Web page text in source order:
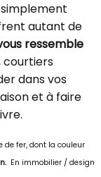
autant de
ressemble
courtiers
dans vos
et à faire
de fer, dont la couleur
En immobilier / design